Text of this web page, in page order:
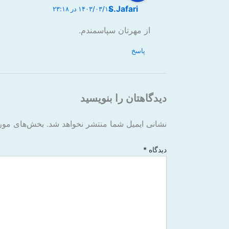
S.Jafari۱۴۰۳/۰۳/۱۸ در ۲۳:۱۸
از مهرتان سپاسمندم.
پاسخ
دیدگاهتان را بنویسید
نشانی ایمیل شما منتشر نخواهد شد. بخش‌های
دیدگاه *